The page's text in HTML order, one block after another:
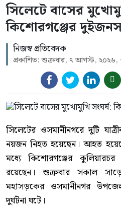
সিলেটে বাসের
কিশোরগঞ্জের
নিজস্ব প্রতিবেদক
প্রকাশিত: শুক্রবার, ৭ আগস্ট, ২০২৬,
সিলেটের ওসমানীনগরে দুটি
নয়জন নিহত হয়েছেন। আহত
মধ্যে কিশোরগঞ্জের
রয়েছেন। শুক্রবার সকাল
মহাসড়কের ওসমানীনগর
দুর্ঘটনা ঘটে।